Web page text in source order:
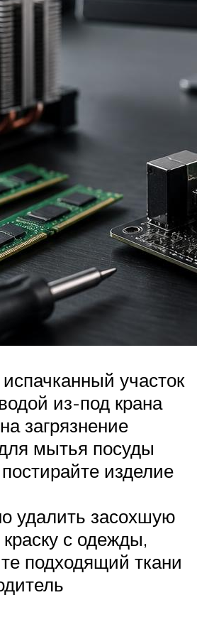
участок
из-под крана
загрязнение
мытья посуды
изделие
удалить засохшую
с одежды,
подходящий ткани